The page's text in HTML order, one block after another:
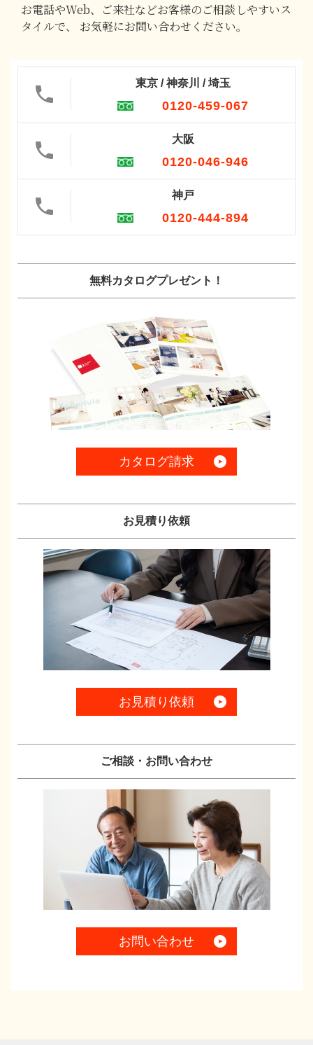
お電話やWeb、ご来社などお客様のご相談しやすいス
タイルで、
お気軽にお問い合わせください。
東京 / 神奈川 / 埼玉
0120-459-067
大阪
0120-046-946
神戸
0120-444-894
無料カタログプレゼント！
カタログ請求
お見積り依頼
お見積り依頼
ご相談・お問い合わせ
お問い合わせ